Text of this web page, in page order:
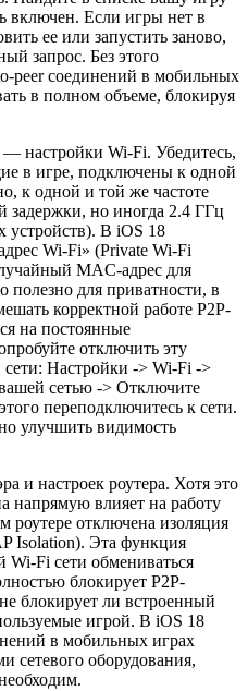
включен. Если игры нет в
ее или запустить заново,
запрос. Без этого
peer соединений в мобильных
в полном объеме, блокируя
настройки Wi-Fi. Убедитесь,
в игре, подключены к одной
к одной и той же частоте
задержки, но иногда 2.4 ГГц
устройств). В iOS 18
Wi-Fi» (Private Wi-Fi
MAC-адрес для
полезно для приватности, в
корректной работе P2P-
на постоянные
отключить эту
Настройки -> Wi-Fi ->
сетью -> Отключите
переподключитесь к сети.
улучшить видимость
и настроек роутера. Хотя это
напрямую влияет на работу
роутере отключена изоляция
Isolation). Эта функция
Wi-Fi сети обмениваться
блокирует P2P-
блокирует ли встроенный
игрой. В iOS 18
в мобильных играх
сетевого оборудования,